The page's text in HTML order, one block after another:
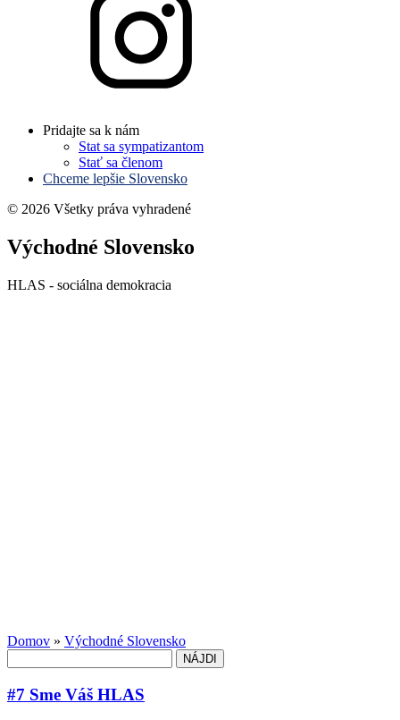
Pridajte sa k nám
Stat sa sympatizantom
Stať sa členom
Chceme lepšie Slovensko
© 2026 Všetky práva vyhradené
Východné Slovensko
HLAS - sociálna demokracia
Domov » Východné Slovensko
#7 Sme Váš HLAS